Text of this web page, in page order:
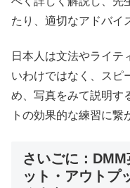
たり、適切なアドバイ
日本人は文法やライテ
いわけではなく、スピ
め、写真をみて説明す
トの効果的な練習に繋
さいごに：
ット・アウトプ